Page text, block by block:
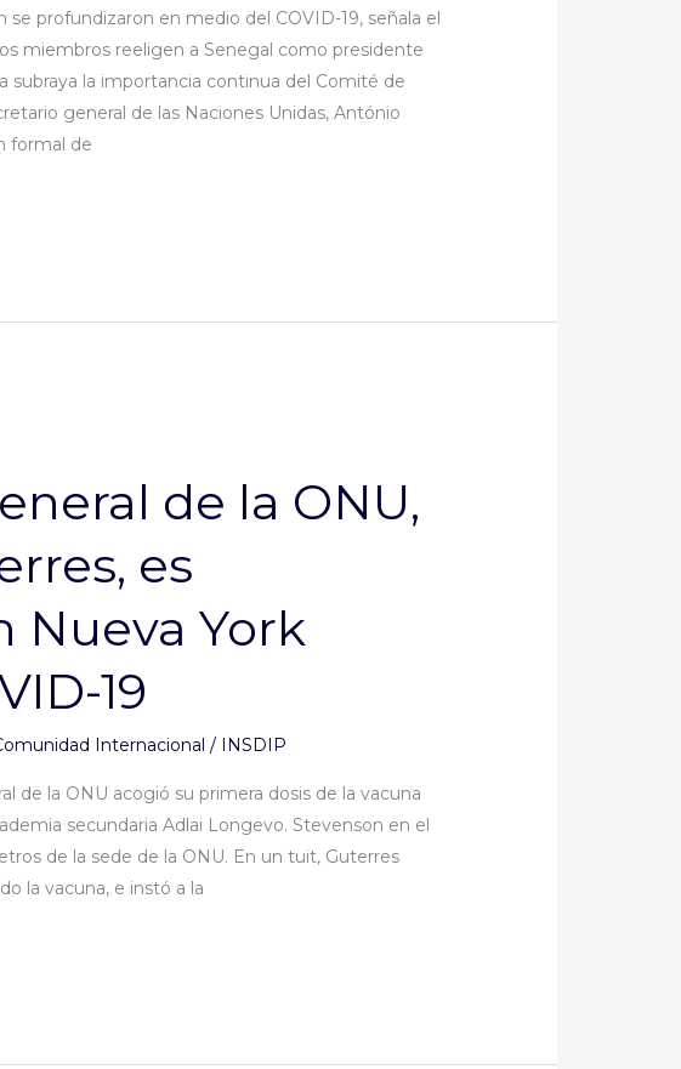
se profundizaron en medio del COVID-19, señala el
miembros reeligen a Senegal como presidente
subraya la importancia continua del Comité de
general de las Naciones Unidas, António
formal de
de la ONU,
es
Nueva York
19
Internacional / INSDIP
de la ONU acogió su primera dosis de la vacuna
secundaria Adlai Longevo. Stevenson en el
de la sede de la ONU. En un tuit, Guterres
la vacuna, e instó a la